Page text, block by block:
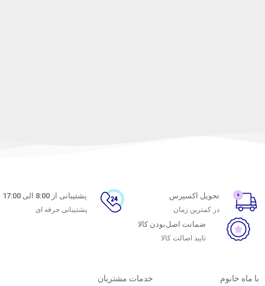
تحویل اکسپرس
در کمترین زمان
پشتیبانی از 8:00 الی 17:00
پشتیبانی حرفه ای
ضمانت اصل‌بودن کالا
تایید اصالت کالا
با ماه خانوم خدمات مشتریان